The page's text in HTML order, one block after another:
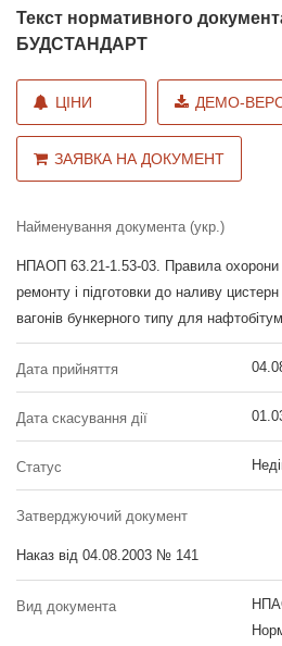
Текст нормативного
БУДСТАНДАРТ
ЦІНИ ДЕМО-
ЗАЯВКА НА ДОКУМЕНТ
Найменування документа (укр.)
НПАОП 63.21-1.53-03. Правила охорони
ремонту і підготовки до наливу
вагонів бункерного типу для
Дата прийняття
Дата скасування дії
Статус
Затверджуючий документ
Наказ від 04.08.2003 № 141
Вид документа